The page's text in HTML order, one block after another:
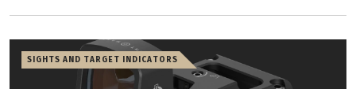
SIGHTS AND TARGET INDICATORS